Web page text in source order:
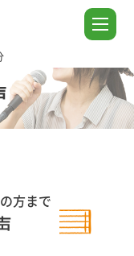
方まで